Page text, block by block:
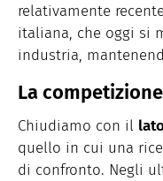
relativamente
italiana, che oggi si
industria,
La competizione
Chiudiamo con il
quello in cui una
di confronto. Negli